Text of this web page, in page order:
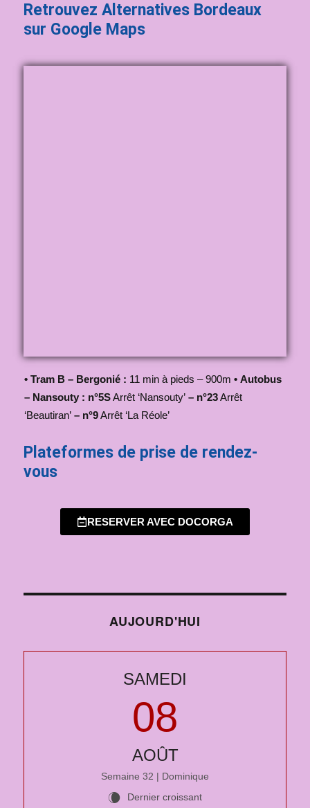
Retrouvez Alternatives Bordeaux
sur Google Maps
• Tram B – Bergonié : 11 min à pieds – 900m• Autobus
– Nansouty : n°5SArrêt ‘Nansouty’ – n°23Arrêt
‘Beautiran’ – n°9Arrêt ‘La Réole’
Plateformes de prise de rendez-
vous
RESERVER AVEC DOCORGA
AUJOURD'HUI
SAMEDI
08
AOÛT
Semaine 32 | Dominique
W Dernier croissant